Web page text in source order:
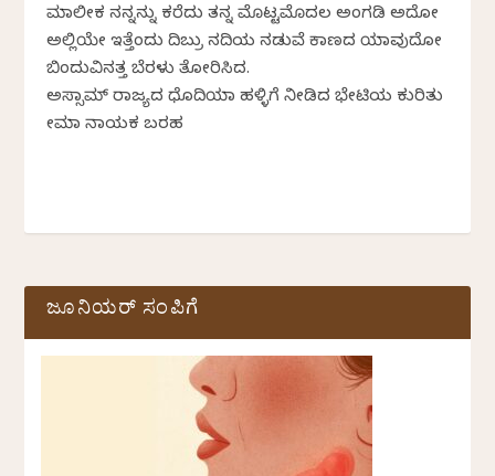
ಮಾಲೀಕ ನನ್ನನ್ನು ಕರೆದು ತನ್ನ ಮೊಟ್ಟಮೊದಲ ಅಂಗಡಿ ಅದೋ
ಅಲ್ಲಿಯೇ ಇತ್ತೆಂದು ದಿಬ್ರು ನದಿಯ ನಡುವೆ ಕಾಣದ ಯಾವುದೋ
ಬಿಂದುವಿನತ್ತ ಬೆರಳು ತೋರಿಸಿದ.
ಅಸ್ಸಾಮ್ ರಾಜ್ಯದ ಧೊದಿಯಾ ಹಳ್ಳಿಗೆ ನೀಡಿದ ಭೇಟಿಯ ಕುರಿತು
ಹೇಮಾ ನಾಯಕ ಬರಹ
ಜೂನಿಯರ್ ಸಂಪಿಗೆ